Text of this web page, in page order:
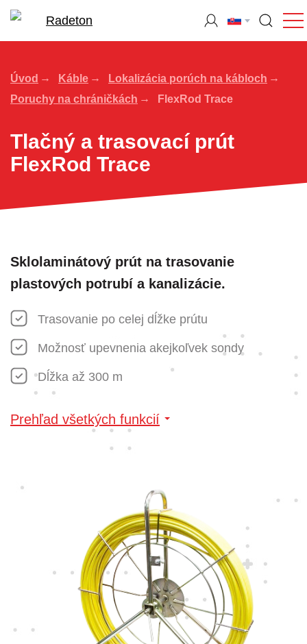
Úvod Káble
Lokalizácia porúch na kábloch
Poruchy na chráničkách
FlexRod Trace
Tlačný a trasovací prút
FlexRod Trace
Sklolaminátový prút na trasovanie
plastových potrubí a kanalizácie.
Trasovanie po celej dĺžke prútu
Možnosť upevnenia akejkoľvek sondy
Dĺžka až 300 m
Prehľad všetkých funkcií